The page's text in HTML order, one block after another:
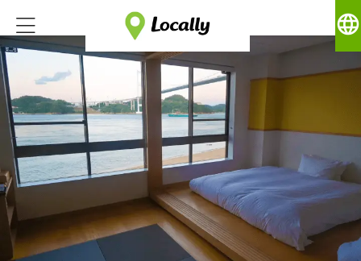
language